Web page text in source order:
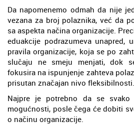
Da napomenemo odmah da nije
vezana za broj polaznika, već da
sa aspekta načina organizacije.
eduakcije podrazumeva unapred,
pravila organizacije, koja se po
slučaju ne smeju menjati, dok
fokusira na ispunjenje zahteva
prisutan značajan nivo fleksibilnosti.
Najpre je potrebno da se
mogućnosti, posle čega će dobiti
o načinu organizacije.